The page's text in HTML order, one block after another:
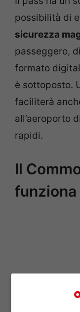
possibilità di
sicurezza
passeggero,
formato
è sottoposto.
faciliterà
all’aeroporto
rapidi.
Il
funziona